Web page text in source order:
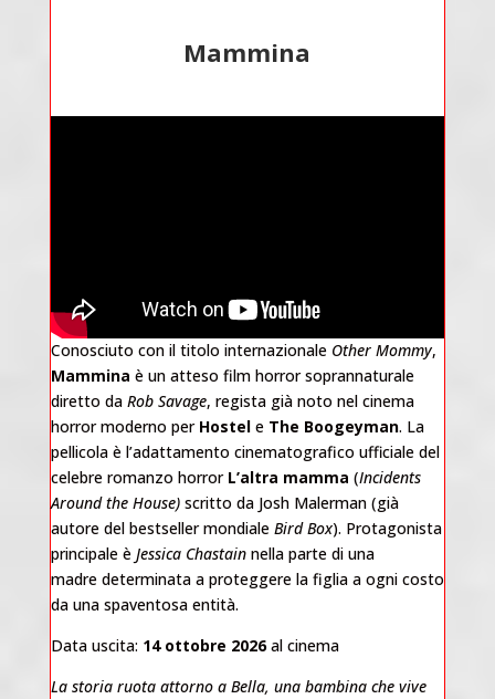
Mammina
Conosciuto con il titolo internazionale Other Mommy,
Mammina è un atteso film horror soprannaturale
diretto da Rob Savage, regista già noto nel cinema
horror moderno per Hostele The Boogeyman. La
pellicola è l’adattamento cinematografico ufficiale del
celebre romanzo horror L’altra mamma (Incidents
Around the House)scritto da Josh Malerman (già
autore del bestseller mondiale Bird Box). Protagonista
principale è Jessica Chastainnella parte di una
madre determinata a proteggere la figlia a ogni costo
da una spaventosa entità.
Data uscita: 14 ottobre 2026al cinema
La storia ruota attorno a Bella, una bambina che vive